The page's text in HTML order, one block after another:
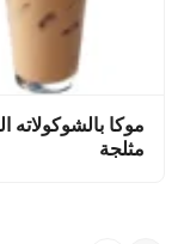
موكا بالشوكولاته
مثلجة